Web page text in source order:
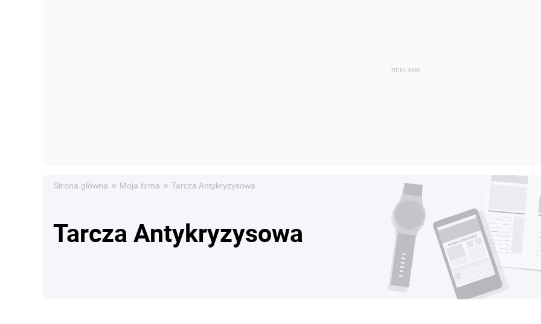
Strona główna » Moja firma » Tarcza Antykryzysowa
Tarcza Antykryzysowa